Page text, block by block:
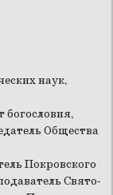
наук,
богословия,
Общества
Покровского
Свято-